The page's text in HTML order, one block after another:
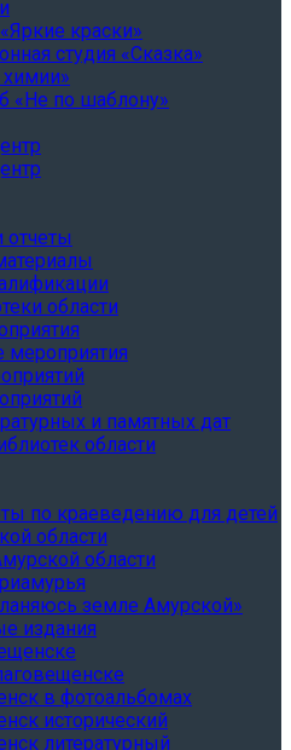
краски»
студия «Сказка»
химии»
«Не по шаблону»
отчеты
области
мероприятия
и памятных дат
области
по краеведению для детей
области
области
земле Амурской»
издания
в фотоальбомах
исторический
литературный